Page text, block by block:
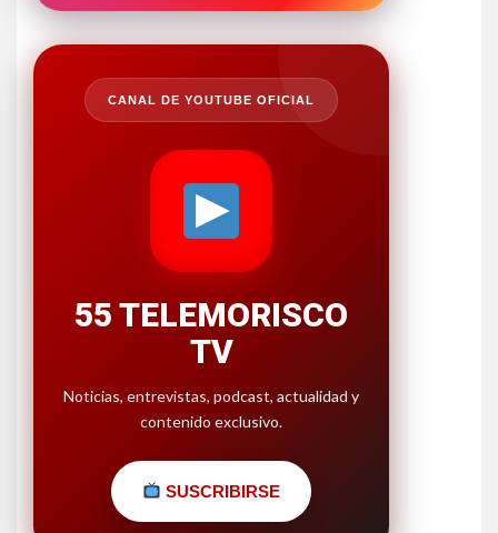
CANAL DE YOUTUBE OFICIAL
55 TELEMORISCO
TV
Noticias, entrevistas, podcast, actualidad y
contenido exclusivo.
SUSCRIBIRSE